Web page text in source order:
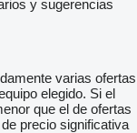
y sugerencias
varias ofertas
elegido. Si el
que el de ofertas
precio significativa